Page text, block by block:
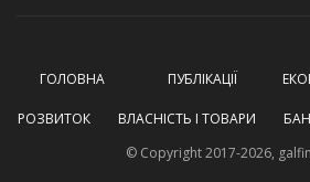
ГОЛОВНА ПУБЛІКАЦІЇ
РОЗВИТОК ВЛАСНІСТЬ І ТОВАРИ
© Copyright 2017-2026,